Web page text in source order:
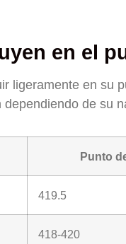
en el
ligeramente en su
de su
Punto
419.5
418-420